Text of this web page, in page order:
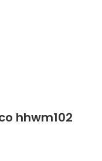
hhwm102